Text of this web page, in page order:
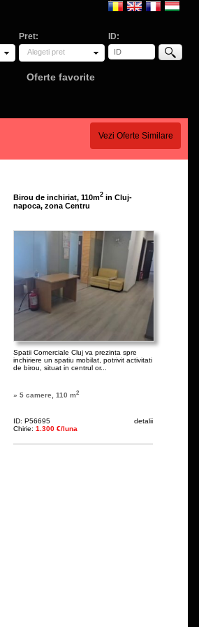
Pret:
Alegeti pret
ID:
Oferte favorite
Vezi Oferte Similare
Birou de inchiriat, 110m2 in Cluj-
napoca, zona Centru
Spatii Comerciale Cluj va prezinta spre
inchiriere un spatiu mobilat, potrivit activitati
de birou, situat in centrul or...
» 5 camere, 110 m2
detalii
ID: P56695
Chirie: 1.300 €/luna